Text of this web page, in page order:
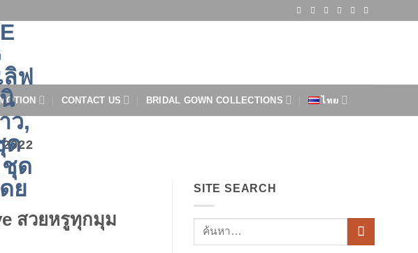
CONTACT US BRIDAL GOWN COLLECTIONS ไทย
สวยหรูทุกมุม
SITE SEARCH